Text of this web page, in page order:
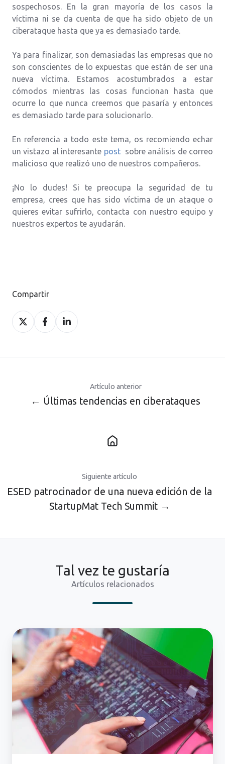
sospechosos. En la gran mayoría de los casos la
víctima ni se da cuenta de que ha sido objeto de un
ciberataque hasta que ya es demasiado tarde.
Ya para finalizar, son demasiadas las empresas que no
son conscientes de lo expuestas que están de ser una
nueva víctima. Estamos acostumbrados a estar
cómodos mientras las cosas funcionan hasta que
ocurre lo que nunca creemos que pasaría y entonces
es demasiado tarde para solucionarlo.
En referencia a todo este tema, os recomiendo echar
un vistazo al interesante post sobre análisis de correo
malicioso que realizó uno de nuestros compañeros.
¡No lo dudes! Si te preocupa la seguridad de tu
empresa, crees que has sido víctima de un ataque o
quieres evitar sufrirlo, contacta con nuestro equipo y
nuestros expertos te ayudarán.
Compartir
Compartir
en
Compartir
en
Compartir
en
Artículo anterior
← Últimas tendencias en ciberataques
Siguiente artículo
ESED patrocinador de una nueva edición de la
StartupMat Tech Summit →
Tal vez te gustaría
Artículos relacionados
Phishing:
es
y
cómo
afecta
a
tu
empresa?